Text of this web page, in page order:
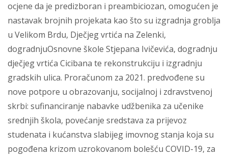
ocjene da je predizboran i preambiciozan, omogućen je
nastavak brojnih projekata kao što su izgradnja groblja
u Velikom Brdu, Dječjeg vrtića na Zelenki,
dogradnjuOsnovne škole Stjepana Ivičevića, dogradnju
dječjeg vrtića Cicibana te rekonstrukciju i izgradnju
gradskih ulica. Proračunom za 2021. predvođene su
nove potpore u obrazovanju, socijalnoj i zdravstvenoj
skrbi: sufinanciranje nabavke udžbenika za učenike
srednjih škola, povećanje sredstava za prijevoz
studenata i kućanstva slabijeg imovnog stanja koja su
pogođena krizom uzrokovanom bolešću COVID-19, za